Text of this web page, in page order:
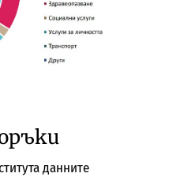
данните